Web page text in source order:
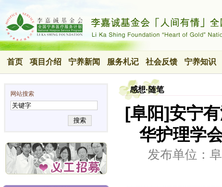
首页 项目介绍 宁养新闻 服务札记 社会反馈 宁养知识
网站搜索
搜索
感想·随笔
[阜阳]安宁
华护理学
发布单位：